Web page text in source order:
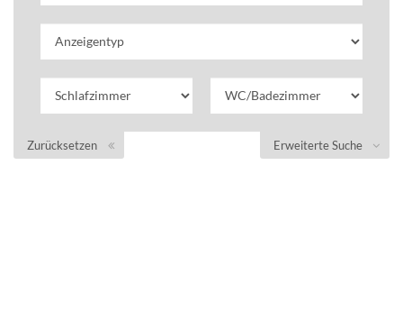
Erweiterte Suche
Zurücksetzen